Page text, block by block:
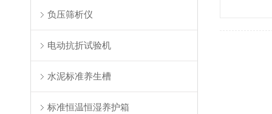
负压筛析仪
电动抗折试验机
水泥标准养生槽
标准恒温恒湿养护箱